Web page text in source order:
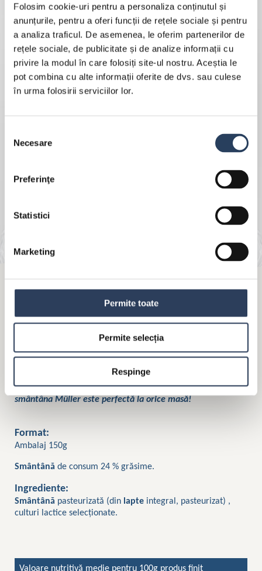
Folosim cookie-uri pentru a personaliza conținutul și
anunțurile, pentru a oferi funcții de rețele sociale și pentru
a analiza traficul. De asemenea, le oferim partenerilor de
rețele sociale, de publicitate și de analize informații cu
privire la modul în care folosiți site-ul nostru. Aceștia le
pot combina cu alte informații oferite de dvs. sau culese
în urma folosirii serviciilor lor.
consimțământului
Necesare
Preferinţe
Statistici
Marketing
Permite toate
Permite selecția
Respinge
MÜLLER SMÂNTÂNĂ , 24% GRĂSIME
și-a dorit să ajungă lângă alte preparate delicioase și a
reușit! Cu un gust bogat și o textură extrem de cremoasă,
smântâna Müller este perfectă la orice masă!
Format:
Ambalaj 150g
Smântână de consum 24 % grăsime.
Ingrediente:
Smântână pasteurizată (din lapte integral, pasteurizat) ,
culturi lactice selecționate.
Valoare nutritivă medie pentru 100g produs finit